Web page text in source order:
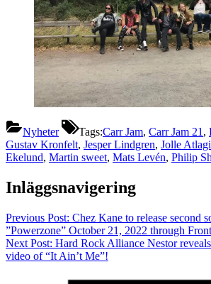
Nyheter Tags:Carr Jam, Carr Jam 21 ,
Gustav Kronfelt, Jesper Lindgren, Jolle
Ekelund, Martin sweet, Mats Levén, Philip
Inläggsnavigering
Previous Post: Chez Kane to release second
”Powerzone” October 21, 2022 through
Next Post: Hard Rock Alliance Nestor
video of “It Ain’t Me”!